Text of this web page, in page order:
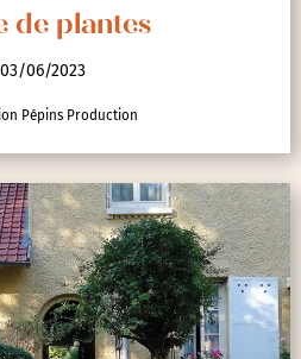
de plantes
03/06/2023
Pépins Production